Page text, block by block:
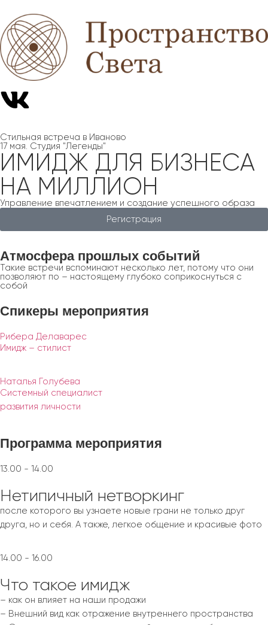
Стильная встреча в Иваново
17 мая. Студия "Легенды"
ИМИДЖ ДЛЯ БИЗНЕСА
НА МИЛЛИОН
Управление впечатлением и создание успешного образа
Регистрация
Атмосфера прошлых событий
Такие встречи вспоминают несколько лет, потому что они
позволяют по – настоящему глубоко соприкоснуться с
собой
Спикеры мероприятия
Рибера Делаварес
Имидж – стилист
Наталья Голубева
Системный специалист
развития личности
Программамероприятия
13.00 - 14.00
Нетипичный нетворкинг
после которого вы узнаете новые грани не только друг
друга, но и себя. А также, легкое общение и красивые фото
14.00 - 16.00
Что такое имидж
– как он влияет на наши продажи
– Внешний вид как отражение внутреннего пространства